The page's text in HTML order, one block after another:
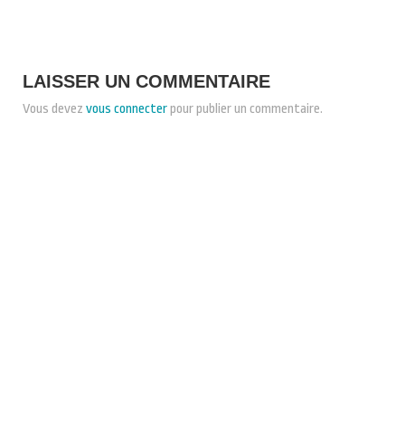
LAISSER UN COMMENTAIRE
Vous devez vous connecterpour publier un commentaire.